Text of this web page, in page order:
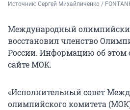
Источник: Сергей Михайличенко /
Международный
восстановил членство
России. Информацию об этом
сайте МОК.
«Исполнительный совет
олимпийского комитета